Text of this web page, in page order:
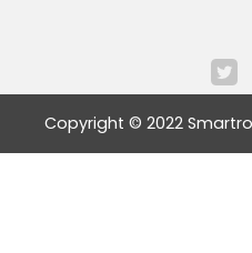
Copyright © 2022